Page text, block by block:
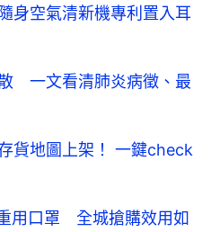
身空氣清新機專利置入耳
散 一文看清肺炎病徵、最
貨地圖上架！ 一鍵check
用口罩 全城搶購效用如